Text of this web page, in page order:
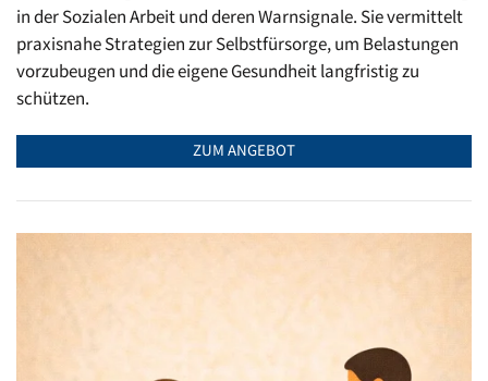
in der Sozialen Arbeit und deren Warnsignale. Sie vermittelt
praxisnahe Strategien zur Selbstfürsorge, um Belastungen
vorzubeugen und die eigene Gesundheit langfristig zu
schützen.
ZUM ANGEBOT